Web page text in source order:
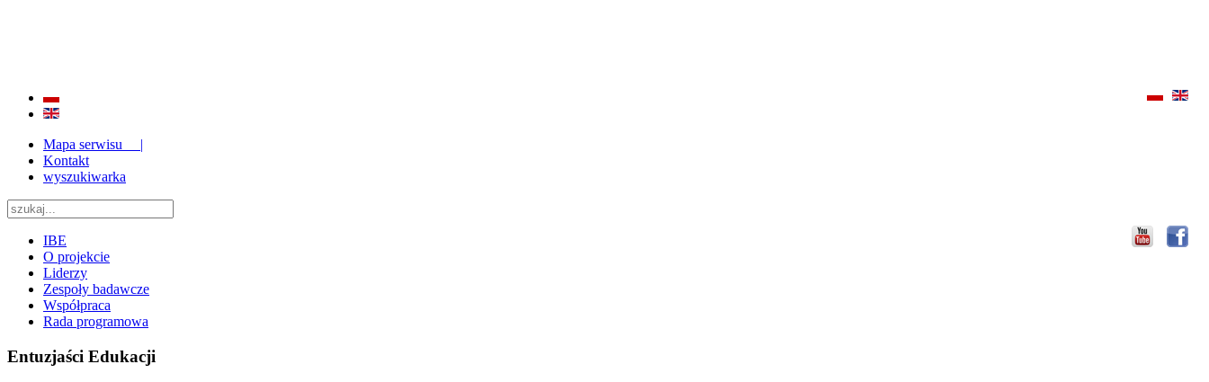
Mapa serwisu |
Kontakt
wyszukiwarka
IBE
O projekcie
Liderzy
Zespoły badawcze
Współpraca
Rada programowa
Entuzjaści Edukacji